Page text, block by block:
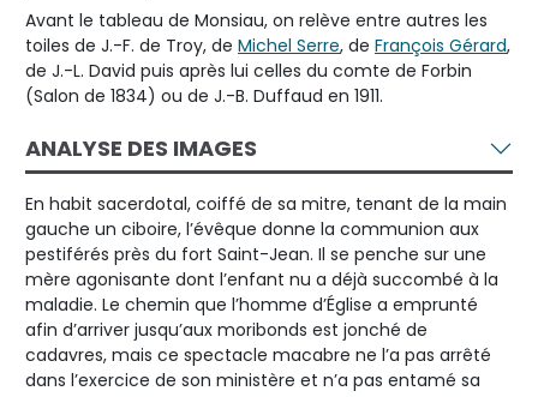
Avant le tableau de Monsiau, on relève entre autres les
toiles de J.-F. de Troy, de Michel Serre, de François Gérard,
de J.-L. David puis après lui celles du comte de Forbin
(Salon de 1834) ou de J.-B. Duffaud en 1911.
ANALYSE DES IMAGES
En habit sacerdotal, coiffé de sa mitre, tenant de la main
gauche un ciboire, l’évêque donne la communion aux
pestiférés près du fort Saint-Jean. Il se penche sur une
mère agonisante dont l’enfant nu a déjà succombé à la
maladie. Le chemin que l’homme d’Église a emprunté
afin d’arriver jusqu’aux moribonds est jonché de
cadavres, mais ce spectacle macabre ne l’a pas arrêté
dans l’exercice de son ministère et n’a pas entamé sa